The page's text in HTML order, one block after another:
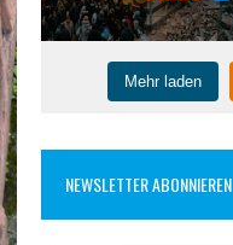
Mehr laden
NEWSLETTER ABONNIEREN